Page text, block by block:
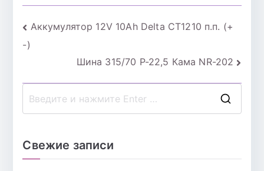
Навигация
по
записям
Аккумулятор 12V 10Ah Delta СТ1210 п.п. (+
-)
Шина 315/70 Р-22,5 Кама NR-202
Свежие записи